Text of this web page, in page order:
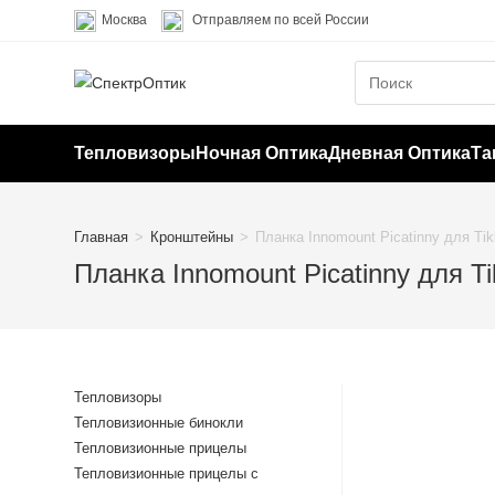
содержимому
Москва Отправляем по всей России
Тепловизоры Ночная ОптикаДневная Оптика
Главная > Кронштейны > Планка Innomount Picatinny для
Планка Innomount Picatinny для
Тепловизоры
Тепловизионные бинокли
Тепловизионные прицелы
Тепловизионные прицелы с